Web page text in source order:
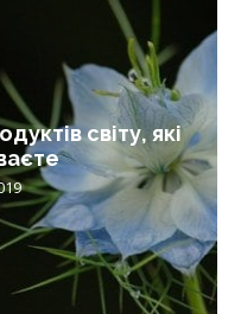
світу, які